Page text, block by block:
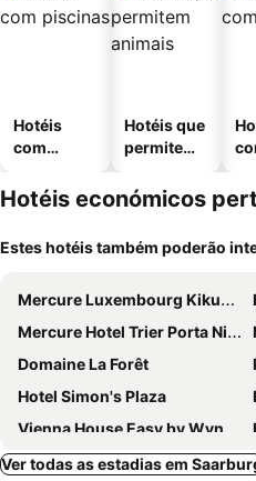
Hotéis
com
Hotéis que
permitem
Hotéis económicos
Estes hotéis também poderão
Mercure Luxembourg Kikuoka Golf & Spa
Mercure Hotel Trier Porta Nigra
Domaine La Forêt
Hotel Simon's Plaza
Vienna House Easy by Wyndham Trier
ibis Styles Trier
Ver todas as estadias em